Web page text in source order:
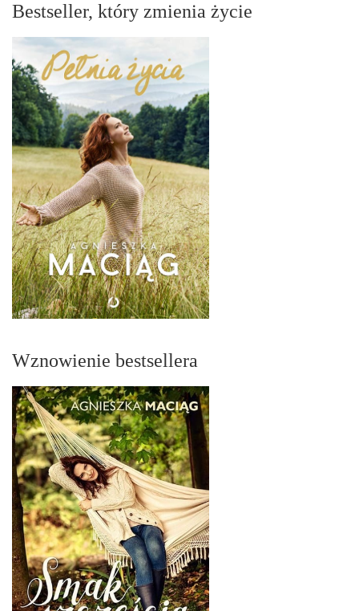
Bestseller, który zmienia życie
Wznowienie bestsellera